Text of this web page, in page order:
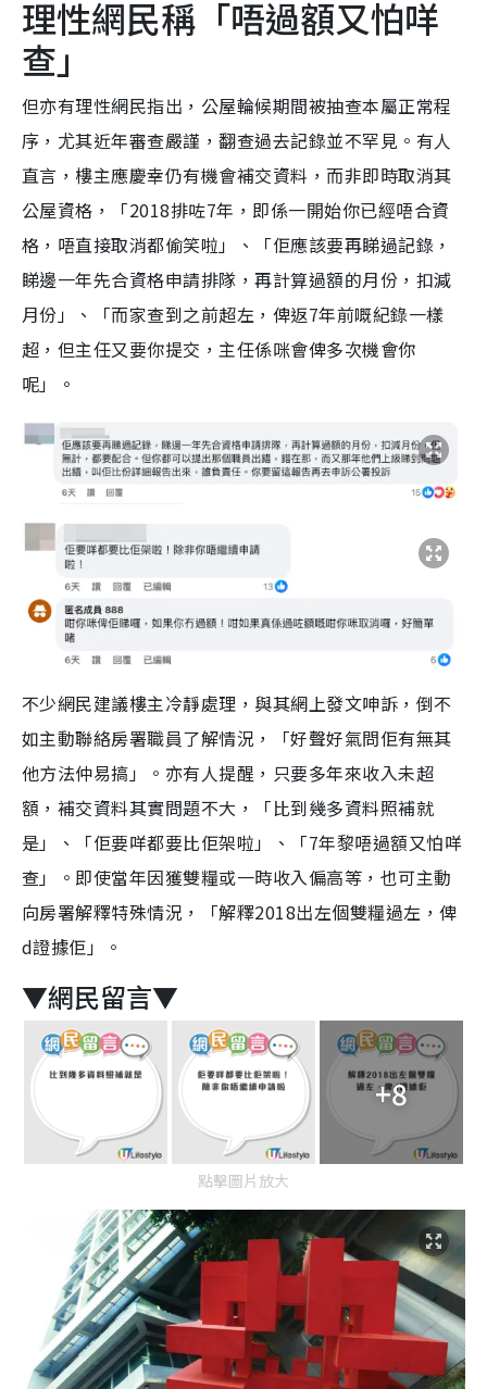
理性網民稱「唔過額又怕咩
查」
但亦有理性網民指出，公屋輪候期間被抽查本屬正常程
序，尤其近年審查嚴謹，翻查過去記錄並不罕見。有人
直言，樓主應慶幸仍有機會補交資料，而非即時取消其
公屋資格，「2018排咗7年，即係一開始你已經唔合資
格，唔直接取消都偷笑啦」、「佢應該要再睇過記錄，
睇邊一年先合資格申請排隊，再計算過額的月份，扣減
月份」、「而家查到之前超左，俾返7年前嘅紀錄一樣
超，但主任又要你提交，主任係咪會俾多次機會你
呢」。
不少網民建議樓主冷靜處理，與其網上發文呻訴，倒不
如主動聯絡房署職員了解情況，「好聲好氣問佢有無其
他方法仲易搞」。亦有人提醒，只要多年來收入未超
額，補交資料其實問題不大，「比到幾多資料照補就
是」、「佢要咩都要比佢架啦」、「7年黎唔過額又怕咩
查」。即使當年因獲雙糧或一時收入偏高等，也可主動
向房署解釋特殊情況，「解釋2018出左個雙糧過左，俾
d證據佢」。
▼網民留言▼
+8
點擊圖片放大